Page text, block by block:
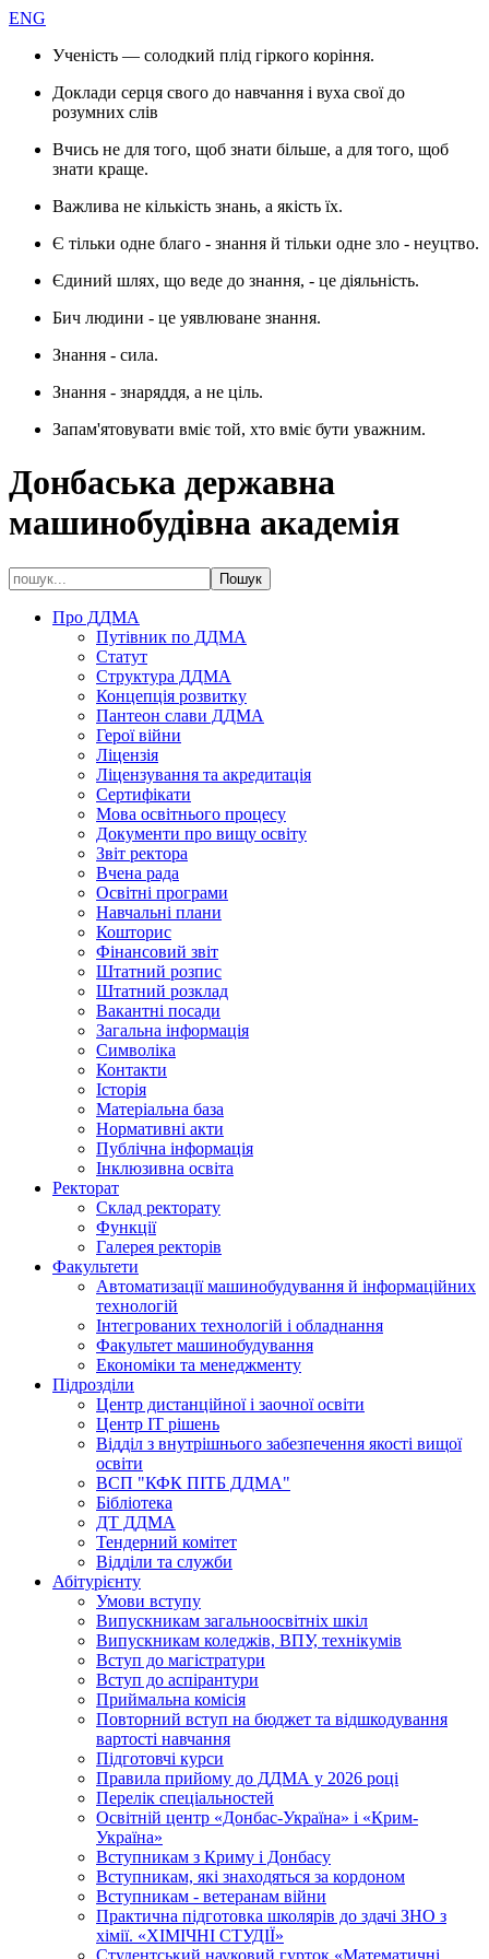
ENG
Ученість — солодкий плід гіркого коріння.
Доклади серця свого до навчання і вуха свої до
розумних слів
Вчись не для того, щоб знати більше, а для того, щоб
знати краще.
Важлива не кількість знань, а якість їх.
Є тільки одне благо - знання й тільки одне зло - неуцтво.
Єдиний шлях, що веде до знання, - це діяльність.
Бич людини - це уявлюване знання.
Знання - сила.
Знання - знаряддя, а не ціль.
Запам'ятовувати вміє той, хто вміє бути уважним.
Донбаська державна
машинобудівна академія
Про ДДМА
Путівник по ДДМА
Статут
Структура ДДМА
Концепція розвитку
Пантеон слави ДДМА
Герої війни
Ліцензія
Ліцензування та акредитація
Сертифікати
Мова освітнього процесу
Документи про вищу освіту
Звіт ректора
Вчена рада
Освітні програми
Навчальні плани
Кошторис
Фінансовий звіт
Штатний розпис
Штатний розклад
Вакантні посади
Загальна інформація
Символіка
Контакти
Історія
Матеріальна база
Нормативні акти
Публічна інформація
Інклюзивна освіта
Ректорат
Склад ректорату
Функції
Галерея ректорів
Факультети
Автоматизації машинобудування й інформаційних
технологій
Інтегрованих технологій і обладнання
Факультет машинобудування
Економіки та менеджменту
Підрозділи
Центр дистанційної і заочної освіти
Центр ІТ рішень
Відділ з внутрішнього забезпечення якості вищої
освіти
ВСП "КФК ПІТБ ДДМА"
Бібліотека
ДТ ДДМА
Тендерний комітет
Відділи та служби
Абітурієнту
Умови вступу
Випускникам загальноосвітніх шкіл
Випускникам коледжів, ВПУ, технікумів
Вступ до магістратури
Вступ до аспірантури
Приймальна комісія
Повторний вступ на бюджет та відшкодування
вартості навчання
Підготовчі курси
Правила прийому до ДДМА у 2026 році
Перелік спеціальностей
Освітній центр «Донбас-Україна» і «Крим-
Україна»
Вступникам з Криму і Донбасу
Вступникам, які знаходяться за кордоном
Вступникам - ветеранам війни
Практична підготовка школярів до здачі ЗНО з
хімії. «ХІМІЧНІ СТУДІЇ»
Студентський науковий гурток «Математичні